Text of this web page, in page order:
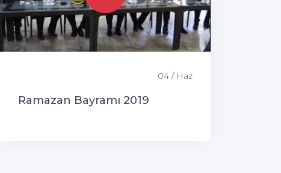
04 / Haz
Ramazan Bayramı 2019